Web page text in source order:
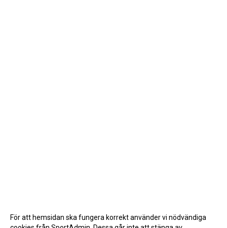
För att hemsidan ska fungera korrekt använder vi nödvändiga